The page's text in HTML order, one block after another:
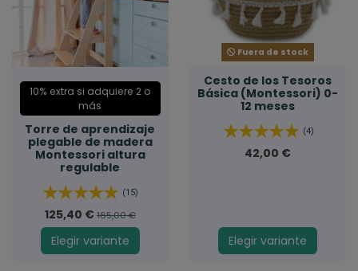
10% extra si adquiere 2 o
más
Torre de aprendizaje
plegable de madera
Montessori altura
regulable
(15)
125,40 € 165,00 €
Elegir variante
Fuera de stock
Cesto de los Tesoros
Básica (Montessori) 0-
12 meses
(4)
42,00 €
Elegir variante